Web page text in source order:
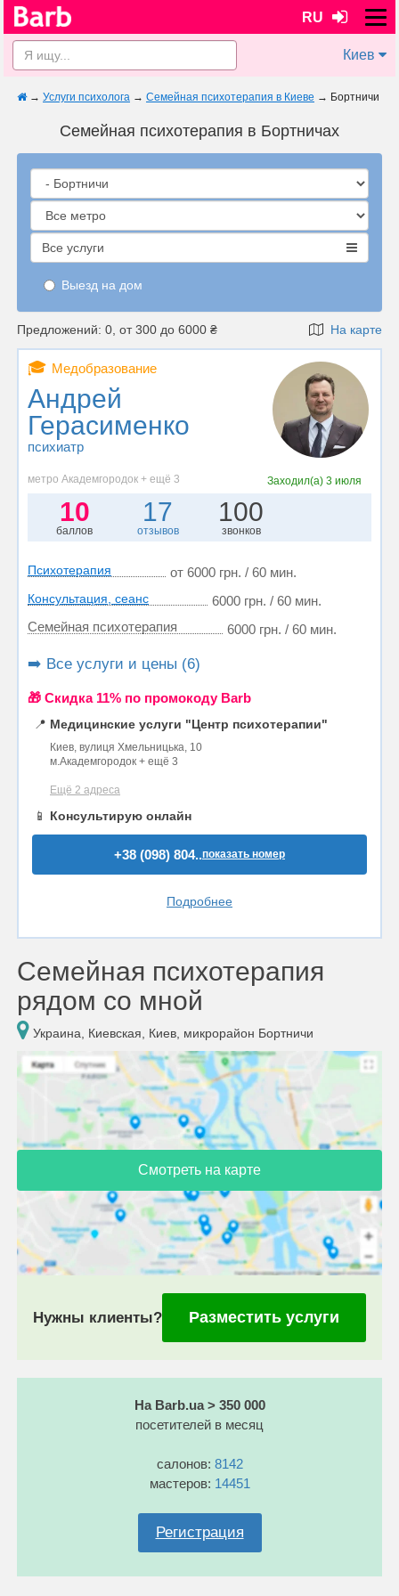
RU
Киев
→ Услуги психолога → Семейная психотерапия в Киеве → Бортничи
Семейная психотерапия в Бортничах
Все услуги
Выезд на дом
Предложений: 0, от 300 до 6000 ₴ На карте
🎓 Медобразование
Андрей
Герасименко
психиатр
метро Академгородок + ещё 3 Заходил(а) 3 июля
10
баллов
17
отзывов
100
звонков
Психотерапия от 6000 грн. / 60 мин.
Консультация, сеанс
6000 грн. / 60 мин.
Семейная психотерапия
6000 грн. / 60 мин.
➡️ Все услуги и цены (6)
🎁 Cкидка 11% по промокоду Barb
📍 Медицинские услуги "Центр психотерапии"
Киев, вулиця Хмельницька, 10
м.Академгородок + ещё 3
Ещё 2 адреса
📱 Консультирую онлайн
+38 (098) 804..показать номер
Подробнее
Семейная психотерапия
рядом со мной
Украина, Киевская, Киев, микрорайон Бортничи
Смотреть на карте
Нужны клиенты? Разместить услуги
На Barb.ua > 350 000
посетителей в месяц
салонов: 8142
мастеров: 14451
Регистрация